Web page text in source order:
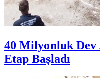
40 Milyonluk Dev
Etap Başladı